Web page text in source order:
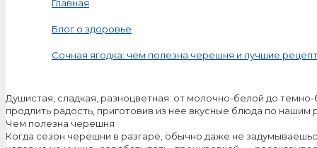
Главная
Блог о здоровье
Сочная ягодка: чем полезна черешня и лучшие
Душистая, сладкая, разноцветная: от молочно-белой до
продлить радость, приготовив из нее вкусные блюда по нашим
Чем полезна черешня
Когда сезон черешни в разгаре, обычно даже не